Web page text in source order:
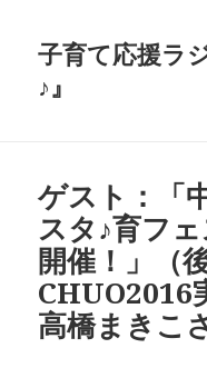
子育て応援ラ
♪』
ゲスト：「
スタ♪育フ
開催！」（
CHUO2016
高橋まきこ